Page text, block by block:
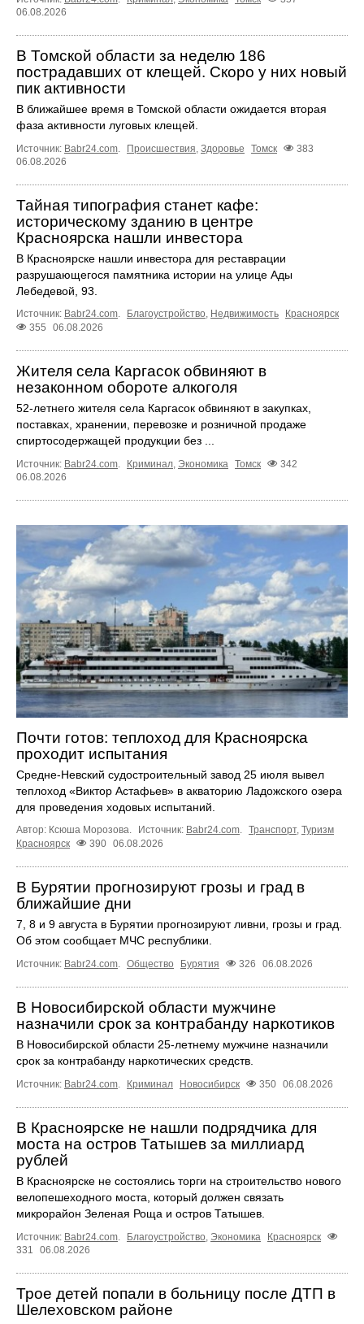
06.08.2026
В Томской области за неделю 186
пострадавших от клещей. Скоро у них новый
пик активности
В ближайшее время в Томской области ожидается вторая
фаза активности луговых клещей.
Источник: Babr24.com. Происшествия, Здоровье Томск
383
06.08.2026
Тайная типография станет кафе:
историческому зданию в центре
Красноярска нашли инвестора
В Красноярске нашли инвестора для реставрации
разрушающегося памятника истории на улице Ады
Лебедевой, 93.
Источник: Babr24.com. Благоустройство, Недвижимость
Красноярск
355
06.08.2026
Жителя села Каргасок обвиняют в
незаконном обороте алкоголя
52-летнего жителя села Каргасок обвиняют в закупках,
поставках, хранении, перевозке и розничной продаже
спиртосодержащей продукции без ...
Источник: Babr24.com. Криминал, Экономика Томск
342
06.08.2026
Почти готов: теплоход для Красноярска
проходит испытания
Средне-Невский судостроительный завод 25 июля вывел
теплоход «Виктор Астафьев» в акваторию Ладожского озера
для проведения ходовых испытаний.
Автор: Ксюша Морозова. Источник: Babr24.com Транспорт, Туризм
Красноярск
390 06.08.2026
В Бурятии прогнозируют грозы и град в
ближайшие дни
7, 8 и 9 августа в Бурятии прогнозируют ливни, грозы и град.
Об этом сообщает МЧС республики.
Источник: Babr24.com. Общество Бурятия 326 06.08.2026
В Новосибирской области мужчине
назначили срок за контрабанду наркотиков
В Новосибирской области 25-летнему мужчине назначили
срок за контрабанду наркотических средств.
Источник: Babr24.com. Криминал Новосибирск 350 06.08.2026
В Красноярске не нашли подрядчика для
моста на остров Татышев за миллиард
рублей
В Красноярске не состоялись торги на строительство нового
велопешеходного моста, который должен связать
микрорайон Зеленая Роща и остров Татышев.
Источник: Babr24.com. Благоустройство, Экономика
Красноярск
331
06.08.2026
Трое детей попали в больницу после ДТП в
Шелеховском районе